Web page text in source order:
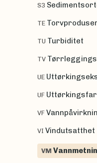
S3
TE
TU Turbiditet
TV
UE
UF
VF
VI Vindutsatthet
VM